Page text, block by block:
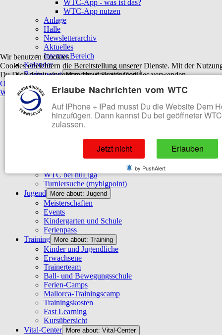
WTC-App - was ist das?
WTC-App nutzen
Anlage
Halle
Newsletterarchiv
Aktuelles
Interner Bereich
Kalender
Breitensport More about: Breitensport
Erdbeerturnier
Herrenabend
Meisterschaften
Events
Meisterliste
More about: Punktspielbetrieb
WTC bei nuLiga
Turniersuche (mybigpoint)
Jugend
More about: Jugend
Meisterschaften
Events
Kindergarten und Schule
Ferienpass
Training
More about: Training
Kinder und Jugendliche
Erwachsene
Trainerteam
Ball- und Bewegungsschule
Ferien-Camps
Mallorca-Trainingscamp
Trainingskosten
Fast Learning
Kursübersicht
Vital-Center
More about: Vital-Center
Wir benutzen Cookies
Cookies erleichtern die Bereitstellung unserer Dienste. Mit der
Du Dich damit einverstanden, dass wir Cookies verwenden.
OK
Ablehnen
Weitere Informationen|Impressum
Erlaube Nachrichten vom WTC
Auf IPhone + IPad musst Du die Website Dem
hinzufügen. Dann kannst Du bei geöffneter
zulassen.
Jetzt nicht Erlauben
by PushAlert